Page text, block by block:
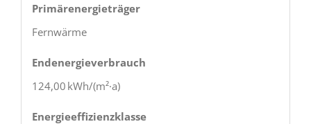
Primärenergieträger
Fernwärme
Endenergie­verbrauch
124,00 kWh/(m²·a)
Energie­effizienz­klasse